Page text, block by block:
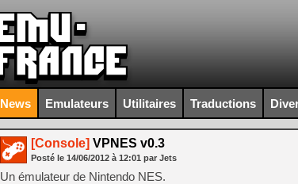
News Emulateurs Utilitaires Traductions
[Console] VPNES v0.3
Posté le 14/06/2012 à 12:01 par Jets
Un émulateur de Nintendo NES.